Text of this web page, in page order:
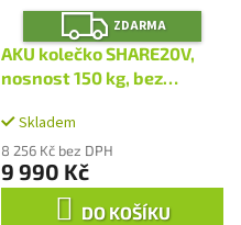
Z
D
A
R
M
A
ZDARMA
AKU kolečko SHARE20V,
nosnost 150 kg, bez
Skladem
8 256 Kč bez DPH
9 990 Kč
DO KOŠÍKU